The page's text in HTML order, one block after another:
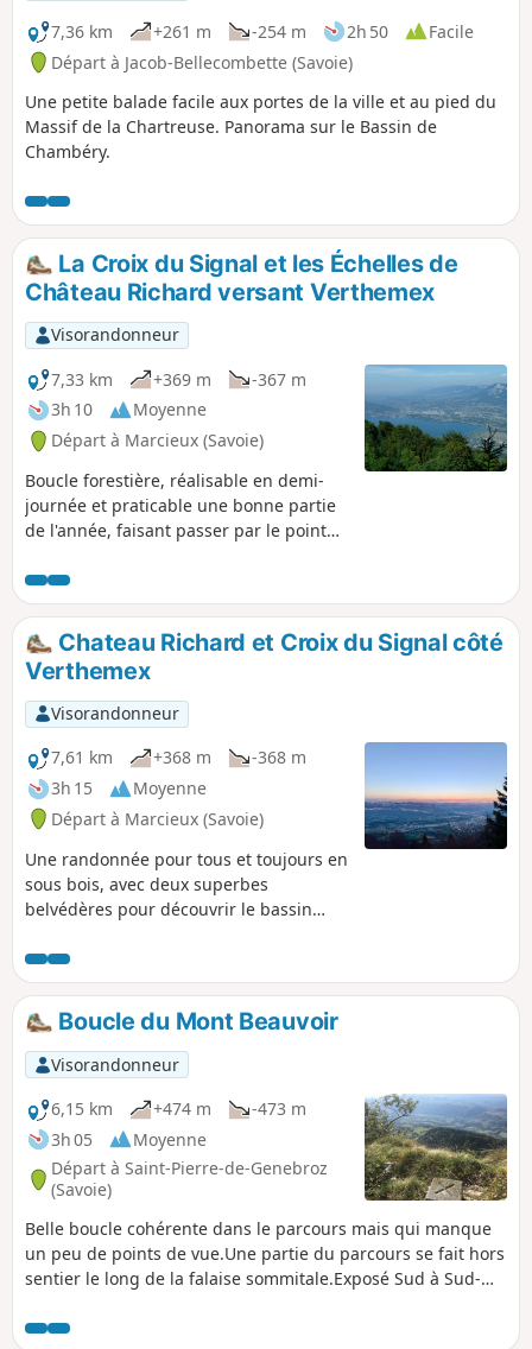
7,36 km
+261 m -254 m 2h 50
Facile
Départ à Jacob-Bellecombette (Savoie)
Une petite balade facile aux portes de la ville et au pied du
Massif de la Chartreuse. Panorama sur le Bassin de
Chambéry.
La Croix du Signal et les Échelles de
Château Richard versant Verthemex
Visorandonneur
7,33 km
+369 m
-367 m
3h 10
Moyenne
Départ à Marcieux (Savoie)
Boucle forestière, réalisable en demi-
journée et praticable une bonne partie
de l'année, faisant passer par le point
Cluse de Chambéry et par les Échelles
de Chateau-Richard avec ses vues sur le
Lac d'Aiguebelette.
Chateau Richard et Croix du Signal côté
Verthemex
Visorandonneur
7,61 km
+368 m
-368 m
3h 15
Moyenne
Départ à Marcieux (Savoie)
Une randonnée pour tous et toujours en
sous bois, avec deux superbes
belvédères pour découvrir le bassin
des Bauges, le nord de la Chartreuse
(Mont Granier) et, cerise sur le gâteau,
sa majesté le Mont Blanc. Une petite
difficulté sous forme de trois échelles en
acier, que l'on peut contourner par un
autre chemin pour ne rien manquer.
Boucle du Mont Beauvoir
Visorandonneur
6,15 km
+474 m
-473 m
3h 05
Moyenne
Départ à Saint-Pierre-de-Genebroz
(Savoie)
Belle boucle cohérente dans le parcours mais qui manque
un peu de points de vue.Une partie du parcours se fait hors
sentier le long de la falaise sommitale.Exposé Sud à Sud-
cet itinéraire est à l'ombre, même si les buis ont fortement